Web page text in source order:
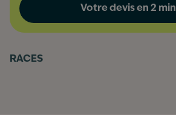
Votre devis en 2 min
RACES